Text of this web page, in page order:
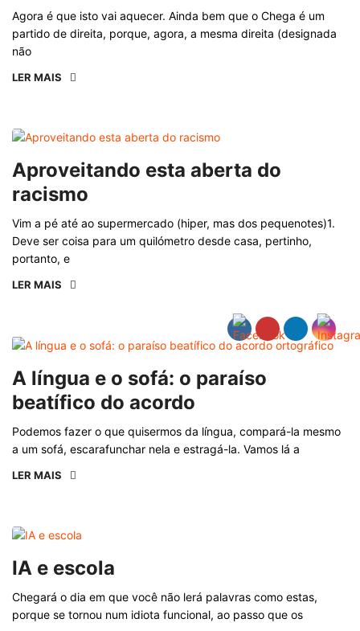
Agora é que isto vai aquecer. Ainda bem que o Chega é um
partido de direita, porque, agora, a mesma direita (designada
não
LER MAIS
Aproveitando esta aberta do
racismo
Vim a pé até ao supermercado (hiper, mas dos pequenotes)1.
Deve ser coisa para um quilómetro desde casa, pertinho,
portanto, e
LER MAIS
A língua e o sofá: o paraíso
beatífico do acordo
Podemos fazer o que quisermos da língua, compará-la mesmo
a um sofá, escarafunchar nela e estragá-la. Vamos lá a
LER MAIS
IA e escola
Chegará o dia em que você não lerá palavras como estas,
porque se tornou num idiota funcional, ao passo que os